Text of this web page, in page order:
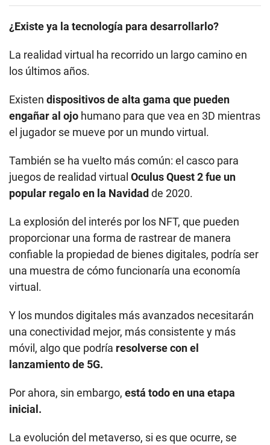
engañar al ojohumano para que vea en 3D mientras
el jugador se mueve por un mundo virtual.
También se ha vuelto más común: el casco para
juegos de realidad virtual
La explosión del interés por los NFT, que pueden
proporcionar una forma de rastrear de manera
una muestra de cómo funcionaría una economía
virtual.
una conectividad mejor, más consistente y más
móvil, algo que podríaresolverse con el
lanzamiento de 5G.
Por ahora, sin embargo,
La evolución del metaverso, si es que ocurre, se
librará entre los gigantes tecnológicos durante la
próxima década,o tal vez incluso más.
VIDEO RECOMENDADO
¿Cómo será la vida con la 6G?